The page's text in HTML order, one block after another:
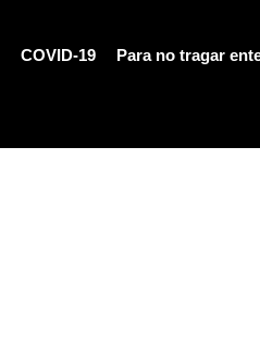
COVID-19 Para no tragar